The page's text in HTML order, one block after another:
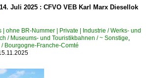
de Dijon
Juli 2025 : CFVO VEB Karl Marx Diesellok
| ohne BR-Nummer | Private | Industrie / Werks- und
/ Museums- und Touristikbahnen / ~ Sonstige,
Bourgogne-Franche-Comté